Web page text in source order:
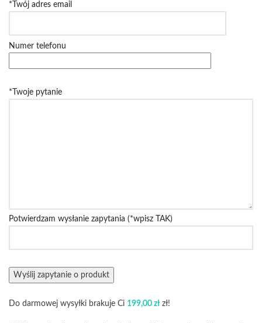
*Twój adres email
Numer telefonu
*Twoje pytanie
Potwierdzam wysłanie zapytania (*wpisz TAK)
Do darmowej wysyłki brakuje Ci 199,00 złzł!